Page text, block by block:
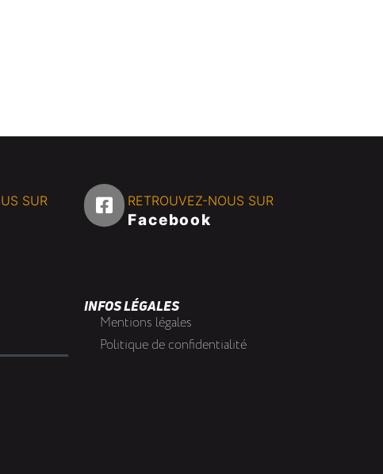
SUR RETROUVEZ-NOUS SUR
Facebook
INFOS LÉGALES
Mentions légales
Politique de confidentialité